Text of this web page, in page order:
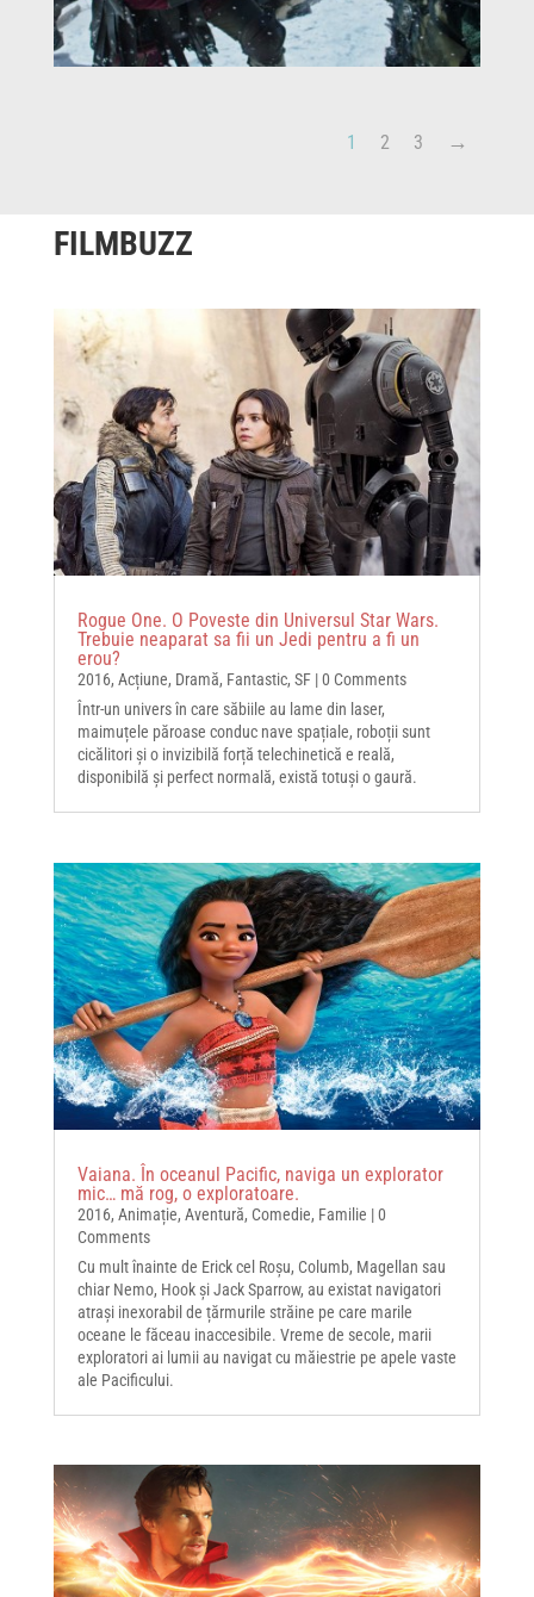
1 2 3
FILMBUZZ
Rogue One. O Poveste din Universul Star Wars.
Trebuie neaparat sa fii un Jedi pentru a fi un
erou?
2016, Acțiune, Dramă, Fantastic, SF| 0 Comments
Într-un univers în care săbiile au lame din laser,
maimuțele păroase conduc nave spațiale, roboții sunt
cicălitori și o invizibilă forță telechinetică e reală,
disponibilă și perfect normală, există totuși o gaură.
Vaiana. În oceanul Pacific, naviga un explorator
mic… mă rog, o exploratoare.
2016, Animație, Aventură, Comedie, Familie | 0
Comments
Cu mult înainte de Erick cel Roșu, Columb, Magellan sau
chiar Nemo, Hook și Jack Sparrow, au existat navigatori
atrași inexorabil de țărmurile străine pe care marile
oceane le făceau inaccesibile. Vreme de secole, marii
exploratori ai lumii au navigat cu măiestrie pe apele vaste
ale Pacificului.